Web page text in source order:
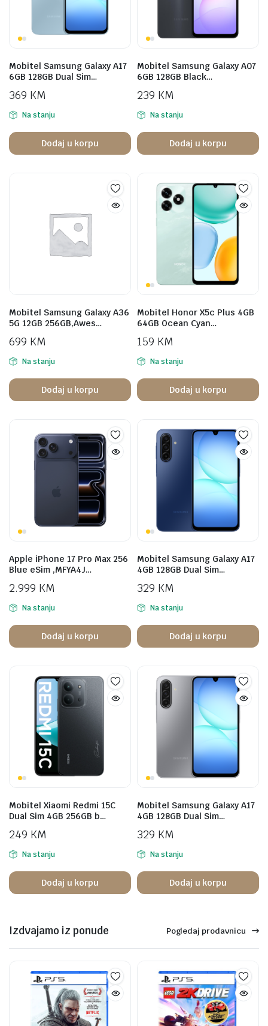
Mobitel Samsung Galaxy A17
6GB 128GB Dual Sim…
369 KM
Na stanju
Dodaj u korpu
Mobitel Samsung Galaxy A07
6GB 128GB Black…
239 KM
Na stanju
Dodaj u korpu
Mobitel Samsung Galaxy A36
5G 12GB 256GB,Awes…
699 KM
Na stanju
Dodaj u korpu
Mobitel Honor X5c Plus 4GB
64GB Ocean Cyan…
159 KM
Na stanju
Dodaj u korpu
Apple iPhone 17 Pro Max 256
Blue eSim ,MFYA4J…
2.999 KM
Na stanju
Dodaj u korpu
Mobitel Samsung Galaxy A17
4GB 128GB Dual Sim…
329 KM
Na stanju
Dodaj u korpu
Mobitel Xiaomi Redmi 15C
Dual Sim 4GB 256GB b…
249 KM
Na stanju
Dodaj u korpu
Mobitel Samsung Galaxy A17
4GB 128GB Dual Sim…
329 KM
Na stanju
Dodaj u korpu
Izdvajamo iz ponude Pogledaj prodavnicu